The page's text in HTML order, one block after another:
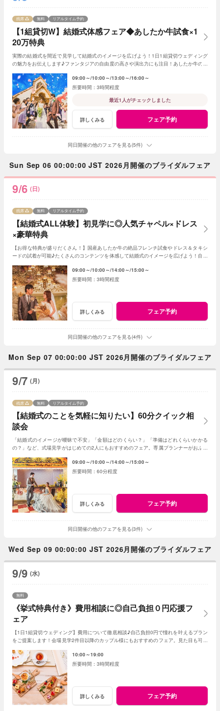
【1組貸切W】結婚式体感フェア◆あしたか牛試食×1
20万特典
残席 無料 リアルタイム予約
実際の結婚式を間近で見学して結婚式のイメージを広げよう！1日1組貸切ウェディング
の魅力をお伝えします♪ファンタジアの自由度の高さや演出力にも注目！あしたか牛の無
09:00～ 10:00～ 13:00～ 16:00～
3時間程度
最近1人がチェックしました
詳しくみる フェア予約
同日開催の他のフェアを見る(5件)
Sun Sep 06 00:00:00 JST 2026月開催のブライダルフェア
9/6 (日)
【結婚式ALL体験】初見学に◎人気チャペル×ドレス
×豪華特典
残席 無料 リアルタイム予約
【お得な特典が盛りだくさん！】国産あしたか牛の絶品フレンチ試食やドレス＆タキシ
ードの試着が可能♪たくさんのコンテンツを体感して結婚式のイメージを広げよう！自由
09:00～ 10:00～ 14:00～ 15:00～
3時間程度
詳しくみる フェア予約
同日開催の他のフェアを見る(4件)
Mon Sep 07 00:00:00 JST 2026月開催のブライダルフェア
9/7 (月)
【結婚式のことを気軽に知りたい】60分クイック相
談会
残席 無料 リアルタイム予約
「結婚式のイメージが曖昧で不安」「金額はどのくらい？」「準備はどれくらいかかる
の？」など、式場見学がはじめての2人にもおすすめのフェア。専属プランナーがおふた
09:00～ 10:00～ 14:00～ 15:00～
60分程度
詳しくみる フェア予約
同日開催の他のフェアを見る(3件)
Wed Sep 09 00:00:00 JST 2026月開催のブライダルフェア
9/9 (水)
《挙式特典付き》費用相談に◎自己負担０円応援フ
ェア
無料
【1日1組貸切ウェディング】費用について徹底相談♪自己負担0円で憧れを叶えるプラン
をご提案します！会場見学2件目以降のカップル様にもおすすめのフェア。見た目も可愛
10:00～19:00
3時間程度
詳しくみる フェア予約